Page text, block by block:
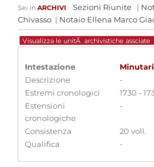
Sei in ARCHIVI: Sezioni Riunite |
Chivasso | Notaio Ellena Marco
Visualizza le unitÃ archivistiche assciate
Intestazione
Minutari
Descrizione
-
Estremi cronologici
1730 -
Estensioni
cronologiche
-
Consistenza
20 voll.
Qualifica
-